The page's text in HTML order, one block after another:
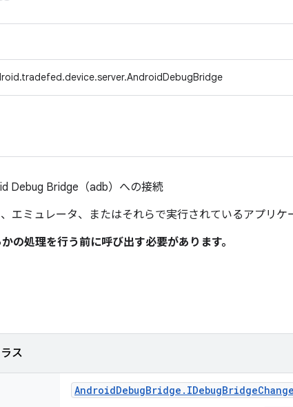
Debug Bridge（adb）への接続
エミュレータ、またはそれらで実行されているアプリケ
の処理を行う前に呼び出す必要があります。
ス
AndroidDebugBridge . IDebugBridgeChange